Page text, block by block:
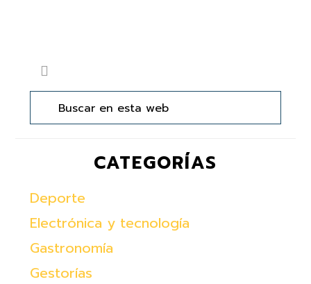
lateral
principal
Buscar
en
web
CATEGORÍAS
Deporte
Electrónica y tecnología
Gastronomía
Gestorías